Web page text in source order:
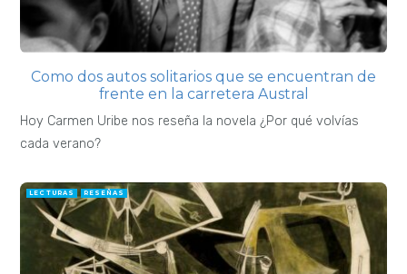
Como dos autos solitarios que se encuentran de
frente en la carretera Austral
Hoy Carmen Uribe nos reseña la novela ¿Por qué volvías
cada verano?
LECTURAS RESEÑAS